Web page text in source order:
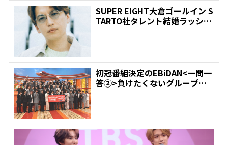
SUPER EIGHT大倉ゴールイン S
TARTO社タレント結婚ラッシュ
初冠番組決定のEBiDAN<一問一
答②>負けたくないグループは?